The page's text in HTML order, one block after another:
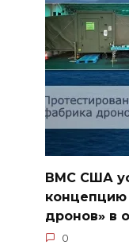
ВМС США
концепцию
дронов» в
0